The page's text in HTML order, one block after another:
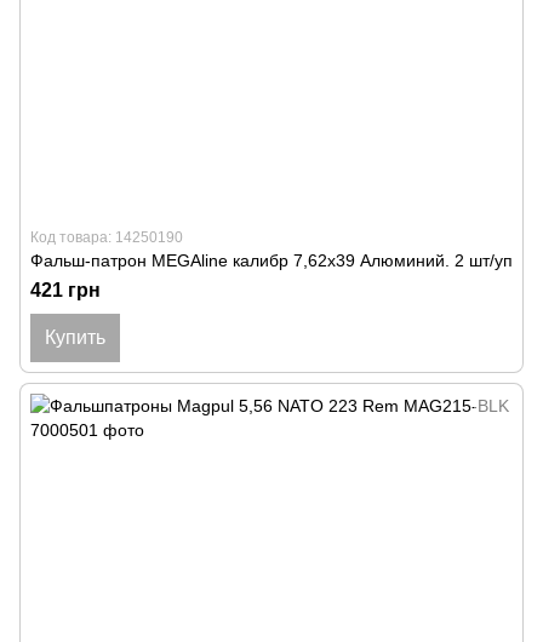
Код товара: 14250190
Фальш-патрон MEGAline калибр 7,62х39 Алюминий. 2 шт/уп
421 грн
Купить